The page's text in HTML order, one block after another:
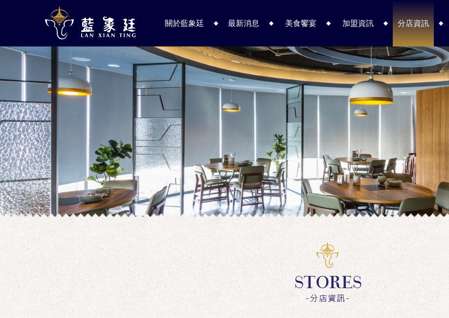
關於藍象廷 最新消息 美食饗宴 加盟資訊 分店資訊